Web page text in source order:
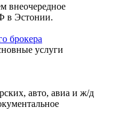
внеочередное
в Эстонии.
брокера
услуги
авто, авиа и ж/д